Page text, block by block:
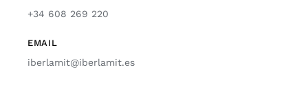
+34 608 269 220
EMAIL
iberlamit@iberlamit.es